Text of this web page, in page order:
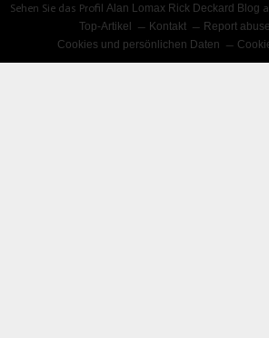
Sehen Sie das ProfilAlan Lomax Rick Deckard Blog
Top-Artikel
Kontakt Report abuse
Cookies und persönlichen Daten